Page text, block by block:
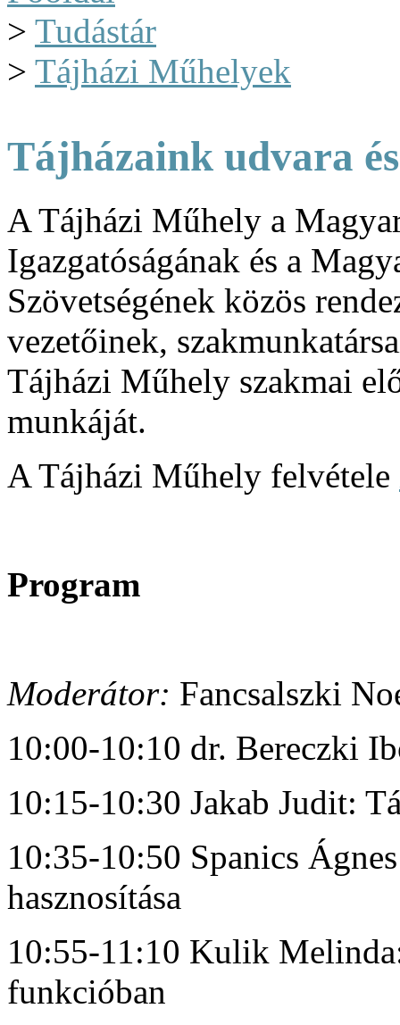
> Tudástár
> Tájházi Műhelyek
Tájházaink udvara
A Tájházi Műhely a
Igazgatóságának és a
Szövetségének közös
vezetőinek,
Tájházi Műhely szakmai
munkáját.
A Tájházi Műhely felvétele
Program
Moderátor: Fancsalszki
10:00-10:10 dr. Bereczki
10:15-10:30 Jakab Judit:
10:35-10:50 Spanics
hasznosítása
10:55-11:10 Kulik
funkcióban